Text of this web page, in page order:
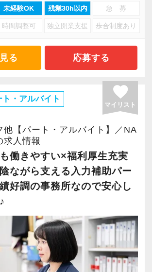
と。
とお客様を迎え入れてきまし
らも、土台は常に“丁寧な仕事”で
していること
も重視しているのは、
けられること
きること
ありません。
てもらう」だけではなく、
とする姿勢は欠かせません。
未経験OK 残業30h以内 急 募
時間調整可 独立開業支援 歩合制度あり
る 応募する
ト・アルバイト favorite
マイリスト
他【パート・アルバイト】／NA
求人情報
働きやすい×福利厚生充実
陰ながら支える入力補助パー
好調の事務所なので安心し